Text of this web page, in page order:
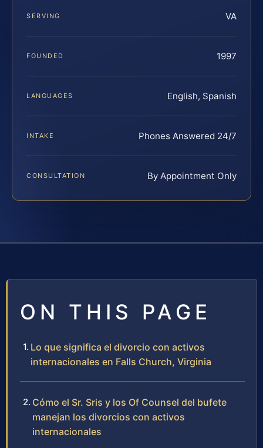
SERVING VA
FOUNDED 1997
LANGUAGES English, Spanish
INTAKE Phones Answered 24/7
CONSULTATION By Appointment Only
ON THIS PAGE
Lo que significa el divorcio con activos
internacionales en Falls Church, Virginia
Cómo el Sr. Sris y los Of Counsel del bufete
manejan los divorcios con activos
internacionales